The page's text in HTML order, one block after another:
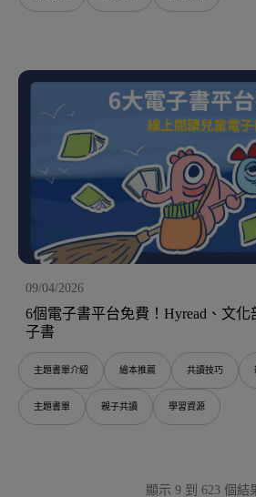
09/04/2026
6個電子書平台免費！Hyread、文
子書
主題書單介紹 繪本推薦 共讀技巧
主題書單 親子共讀 學習資源
顯示 9 到 623 個結